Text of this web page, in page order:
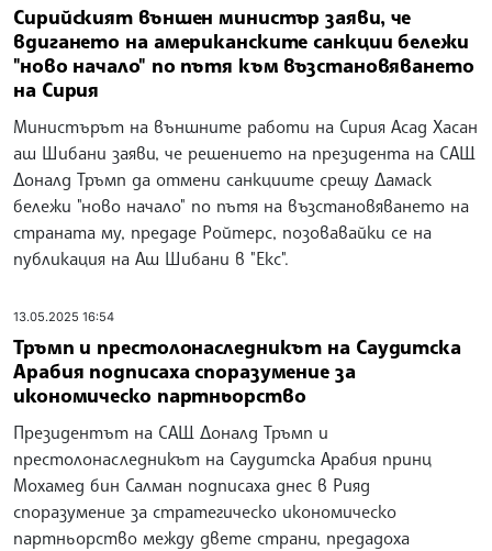
Сирийският външен министър заяви, че
вдигането на американските санкции бележи
"ново начало" по пътя към възстановяването
на Сирия
Министърът на външните работи на Сирия Асад Хасан
аш Шибани заяви, че решението на президента на САЩ
Доналд Тръмп да отмени санкциите срещу Дамаск
бележи "ново начало" по пътя на възстановяването на
страната му, предаде Ройтерс, позовавайки се на
публикация на Аш Шибани в "Екс".
13.05.2025 16:54
Тръмп и престолонаследникът на Саудитска
Арабия подписаха споразумение за
икономическо партньорство
Президентът на САЩ Доналд Тръмп и
престолонаследникът на Саудитска Арабия принц
Мохамед бин Салман подписаха днес в Рияд
споразумение за стратегическо икономическо
партньорство между двете страни, предадоха